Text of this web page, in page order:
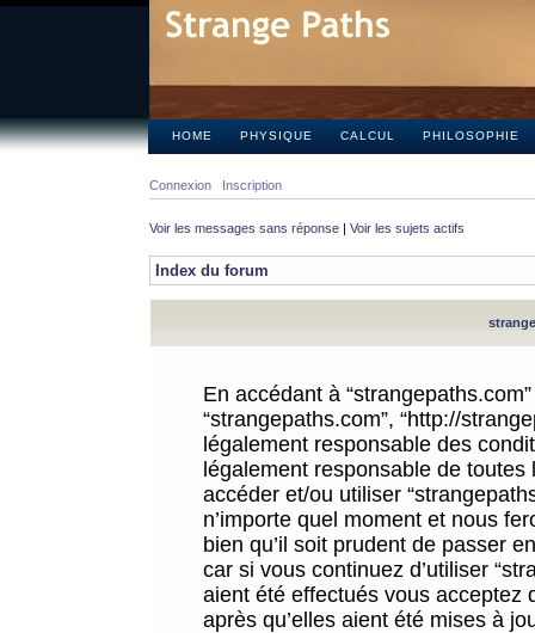
HOME PHYSIQUE CALCUL PHILOSOPHIE
Connexion Inscription
Voir les messages sans réponse | Voir les sujets actifs
Index du forum
En accédant à
“strangepaths.com”, “http://
légalement responsable des
légalement responsable de
accéder et/ou utiliser
n’importe quel moment et nous
bien qu’il soit prudent de passer
car si vous continuez d’utiliser
aient été effectués vous acceptez
après qu’elles aient été mises à